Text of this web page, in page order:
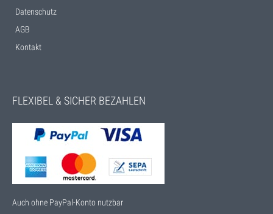
Datenschutz
AGB
Kontakt
FLEXIBEL & SICHER BEZAHLEN
Auch ohne PayPal-Konto nutzbar